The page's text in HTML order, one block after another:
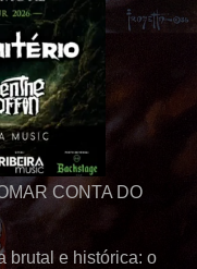
CONTA DO
brutal e histórica: o